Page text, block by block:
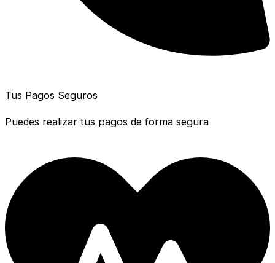
Tus Pagos Seguros
Puedes realizar tus pagos de forma segura